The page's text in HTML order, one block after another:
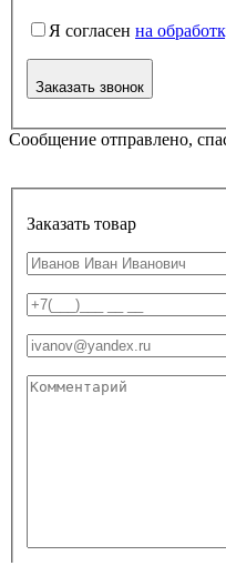
Я согласен на
Заказать звонок
Сообщение отправлено,
Заказать товар